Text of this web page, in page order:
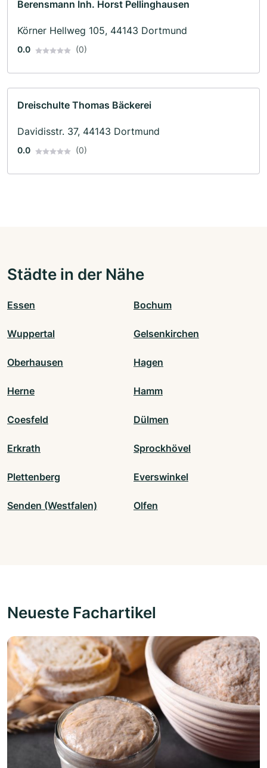
Berensmann Inh. Horst Pellinghausen
Körner Hellweg 105, 44143 Dortmund
0.0 (0)
Dreischulte Thomas Bäckerei
Davidisstr. 37, 44143 Dortmund
0.0 (0)
Städte in der Nähe
Essen Bochum
Wuppertal Gelsenkirchen
Oberhausen Hagen
Herne Hamm
Coesfeld Dülmen
Erkrath Sprockhövel
Plettenberg Everswinkel
Senden (Westfalen) Olfen
Neueste Fachartikel